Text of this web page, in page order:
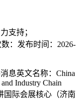
支持；
： 发布时间： 2026-
英文名称：China
Industry Chain
国际会展核心（济南